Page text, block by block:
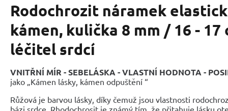
Rodochrozit náramek
kámen, kulička 8 mm / 16 - 17
léčitel srdcí
VNITŘNÍ MÍR - SEBELÁSKA - VLASTNÍ HODNOTA -
jako „Kámen lásky, kámen odpuštění “
Růžová je barvou lásky, díky čemuž jsou vlastnosti
bázi srdce. Rhodochrosit je známý tím, že přitahuje lásku